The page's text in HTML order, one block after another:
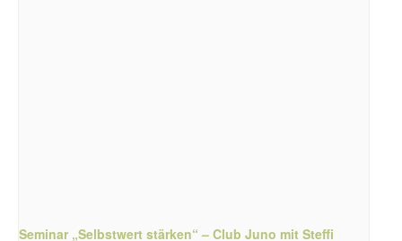
Seminar „Selbstwert stärken“ – Club Juno mit Steffi